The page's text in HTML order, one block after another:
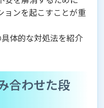
ョンを起こすことが重
体的な対処法を紹介
合わせた段